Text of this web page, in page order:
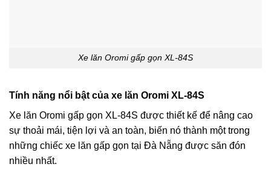
Xe lăn Oromi gấp gọn XL-84S
Tính năng nổi bật của xe lăn Oromi XL-84S
Xe lăn Oromi gấp gọn XL-84S được thiết kế để nâng cao
sự thoải mái, tiện lợi và an toàn, biến nó thành một trong
những chiếc xe lăn gấp gọn tại Đà Nẵng được săn đón
nhiều nhất.